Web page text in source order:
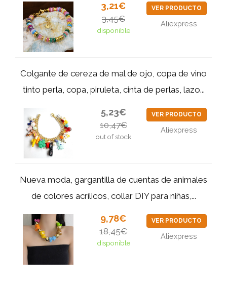
3,21€
3,45€
disponible
VER PRODUCTO
Aliexpress
Colgante de cereza de mal de ojo, copa de vino
tinto perla, copa, piruleta, cinta de perlas, lazo...
5,23€
10,47€
out of stock
VER PRODUCTO
Aliexpress
Nueva moda, gargantilla de cuentas de animales
de colores acrílicos, collar DIY para niñas,...
9,78€
18,45€
disponible
VER PRODUCTO
Aliexpress